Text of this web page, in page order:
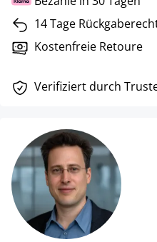
14 Tage
Kostenfreie Retoure
Verifiziert durch